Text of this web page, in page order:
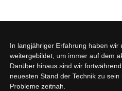
In langjähriger Erfahrung haben wir
weitergebildet, um immer auf dem
Darüber hinaus sind wir
neuesten Stand der Technik zu
Probleme zeitnah.